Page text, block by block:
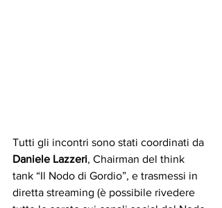
Tutti gli incontri sono stati coordinati da
Daniele Lazzeri, Chairman del think
tank “Il Nodo di Gordio”, e trasmessi in
diretta streaming (è possibile rivedere